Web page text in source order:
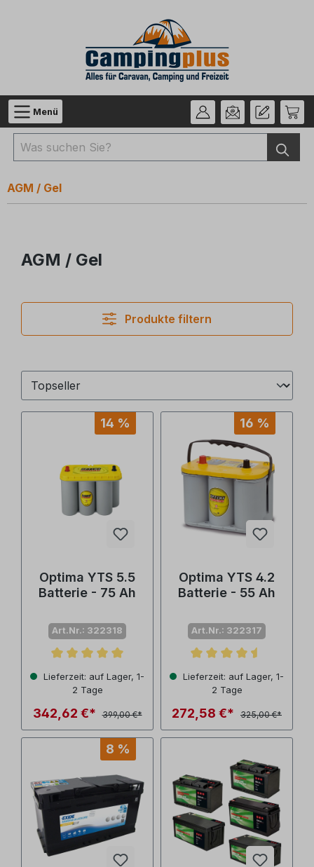
Zum Hauptinhalt springen
Menü
AGM / Gel
AGM / Gel
Produkte filtern
14 %
Optima YTS 5.5
Batterie - 75 Ah
Art.Nr.: 322318
Durchschnittliche Bewertung von 5 von 5 Sternen
Lieferzeit: auf Lager, 1-
2 Tage
342,62 €* 399,00 €*
16 %
Optima YTS 4.2
Batterie - 55 Ah
Art.Nr.: 322317
Durchschnittliche
Lieferzeit: auf Lager, 1-
2 Tage
272,58 €* 325,00 €*
8 %